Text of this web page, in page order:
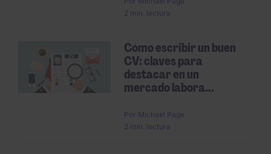
2 min. lectura
Cómo escribir un buen
CV: claves para
destacar en un
mercado labora...
Por Michael Page
2 min. lectura